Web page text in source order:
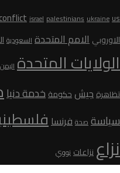
israel palestinians ukraine us
الاوروبي الامم المتحدةالسعودية
الولايات المتحدةاليمن
تظاهرة جيش حكومةخدمة دنيا
سياسة صحةفرنسا
نزاعنزاعات نووي